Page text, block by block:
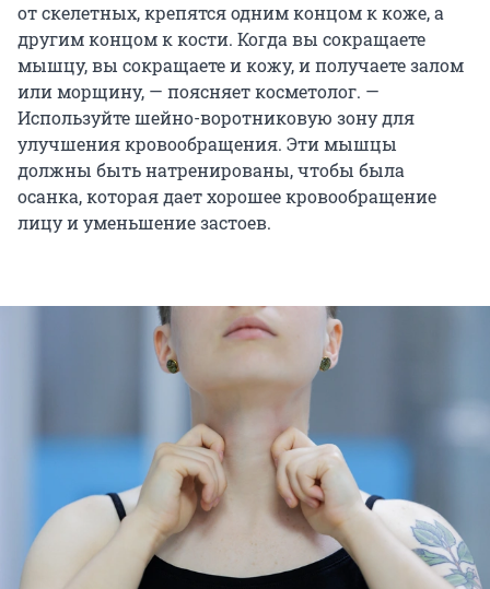
от скелетных, крепятся одним концом к коже, а
другим концом к кости. Когда вы сокращаете
мышцу, вы сокращаете и кожу, и получаете залом
или морщину, — поясняет косметолог. —
Используйте шейно-воротниковую зону для
улучшения кровообращения. Эти мышцы
должны быть натренированы, чтобы была
осанка, которая дает хорошее кровообращение
лицу и уменьшение застоев.